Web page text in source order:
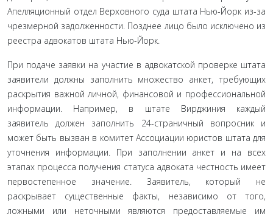
Апелляционный отдел Верховного суда штата Нью-Йорк из-за
чрезмерной задолженности. Позднее лицо было исключено из
реестра адвокатов штата Нью-Йорк.
При подаче заявки на участие в адвокатской проверке штата
заявители должны заполнить множество анкет, требу­ющих
раскрытия важной личной, финансовой и профессио­нальной
информации. Например, в штате Вирджиния каж­дый
заявитель должен заполнить 24-страничный вопросник и
может быть вызван в комитет Ассоциации юристов штата для
уточнения информации. При заполнении анкет и на всех
этапах процесса получения статуса адвоката честность имеет
первостепенное значение. Заявитель, который не
раскрывает существенные факты, независимо от того,
ложными или не­точными являются предоставляемые им